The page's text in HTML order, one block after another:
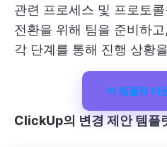
관련 프로세스 및 프로토
전환을 위해 팀을 준비하
각 단계를 통해 진행 상황
이 템플릿 다
ClickUp의 변경 제안 템플